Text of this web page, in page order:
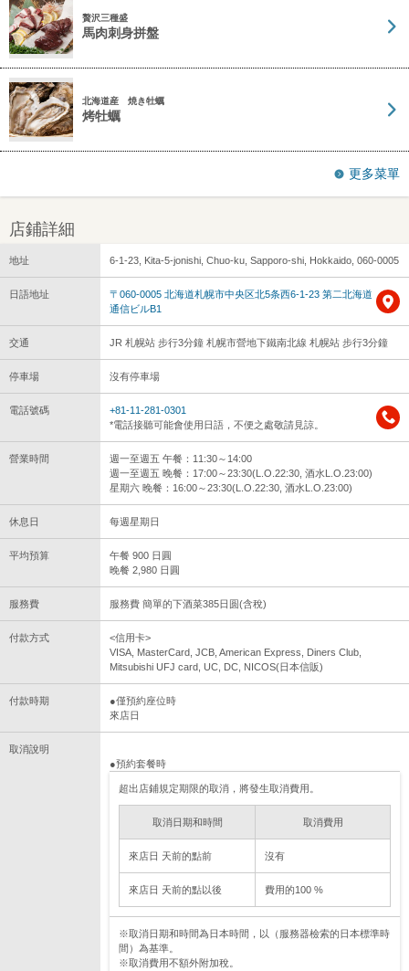
贅沢三種盛
馬肉刺身拼盤
北海道産 焼き牡蠣
烤牡蠣
更多菜單
店鋪詳細
地址 6-1-23, Kita-5-jonishi, Chuo-ku, Sapporo-shi, Hokkaido, 060-0005
日語地址
〒060-0005 北海道札幌市中央区北5条西6-1-23 第二北海道
通信ビルB1
交通 JR 札幌站 步行3分鐘 札幌市營地下鐵南北線 札幌站 步行3分鐘
停車場 沒有停車場
電話號碼
+81-11-281-0301
*電話接聽可能會使用日語，不便之處敬請見諒。
營業時間
週一至週五 午餐：11:30～14:00
週一至週五 晚餐：17:00～23:30(L.O.22:30, 酒水L.O.23:00)
星期六 晚餐：16:00～23:30(L.O.22:30, 酒水L.O.23:00)
休息日 每週星期日
平均預算
午餐 900 日圓
晚餐 2,980 日圓
服務費 服務費 簡單的下酒菜385日圆(含稅)
付款方式
<信用卡>
VISA, MasterCard, JCB, American Express, Diners Club,
Mitsubishi UFJ card, UC, DC, NICOS(日本信販)
付款時期
●僅預約座位時
來店日
取消說明
●預約套餐時
超出店鋪規定期限的取消，將發生取消費用。
取消日期和時間 取消費用
來店日 天前的點前 沒有
來店日 天前的點以後 費用的100 %
※取消日期和時間為日本時間，以（服務器檢索的日本標準時
間）為基準。
※取消費用不額外附加稅。